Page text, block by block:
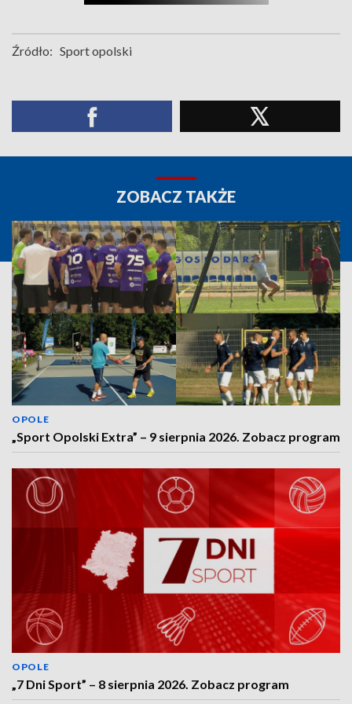
Źródło: Sport opolski
ZOBACZ TAKŻE
OPOLE
„Sport Opolski Extra” – 9 sierpnia 2026. Zobacz program
OPOLE
„7 Dni Sport” – 8 sierpnia 2026. Zobacz program